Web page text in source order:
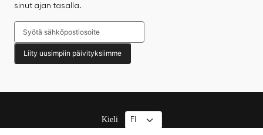
sinut ajan tasalla.
Liity uusimpiin päivityksiimme
Kieli